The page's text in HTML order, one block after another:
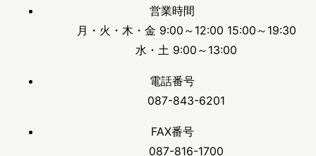
営業時間
月・火・木・金 9:00～12:00 15:00～19:30
水・土 9:00～13:00
電話番号
087-843-6201
FAX番号
087-816-1700